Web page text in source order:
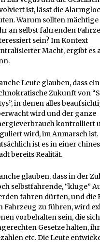
ist, lässt die
Warum sollten mächtige
an selbst fahrenden
sein? Im Kontext
Macht, ergibt es
Leute glauben, dass
Zukunft von
in denen alles
wird und der ganze
kontrolliert
wird, im Anmarsch ist.
ist es in einer
bereits Realität.
glauben, dass in der
selbstfahrende, “kluge”
fahren dürfen, und die
Fahrzeug zu führen, wird
vorbehalten sein, die
Gesetze halten,
etc. Die Leute